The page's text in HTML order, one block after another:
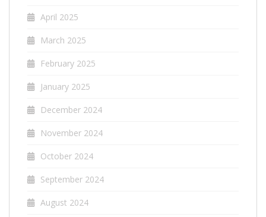
April 2025
March 2025
February 2025
January 2025
December 2024
November 2024
October 2024
September 2024
August 2024